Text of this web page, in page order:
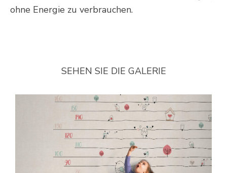
ohne Energie zu verbrauchen.
SEHEN SIE DIE GALERIE